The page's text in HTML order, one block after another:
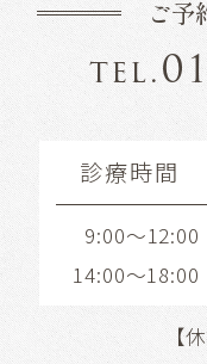
ご予
tel.
診療時間
9:00～12:00
14:00～18:00
【